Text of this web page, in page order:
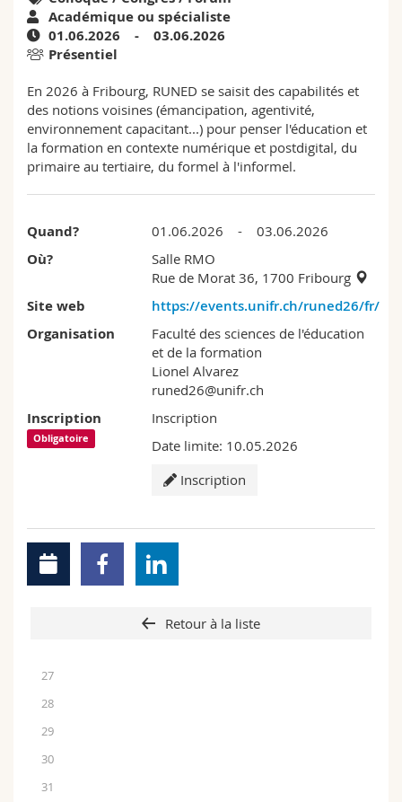
Sciences et médecine
Interfacultaire
Collaborateurs
Doctorants
Webmail
Programme des cours
MyUnifr
Académique ou spécialiste
01.06.2026 - 03.06.2026
Présentiel
En 2026 à Fribourg, RUNED se saisit des capabilités et
des notions voisines (émancipation, agentivité,
environnement capacitant...) pour penser l'éducation et
la formation en contexte numérique et postdigital, du
primaire au tertiaire, du formel à l'informel.
Quand? 01.06.2026 - 03.06.2026
Où?
Salle RMO
Rue de Morat 36, 1700 Fribourg
Site web
https://events.unifr.ch/runed26/fr/
Organisation
Faculté des sciences de l'éducation
et de la formation
Lionel Alvarez
runed26@unifr.ch
Inscription
Obligatoire
Inscription
Date limite: 10.05.2026
Inscription
Retour à la liste
27
28
29
30
31